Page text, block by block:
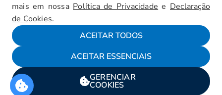
mais em nossa Política de Privacidade e Declaração
de Cookies.
ACEITAR TODOS
ACEITAR ESSENCIAIS
GERENCIAR
COOKIES
Blog
Mapa do Site
Fale conosco
Encarregado da LGPD